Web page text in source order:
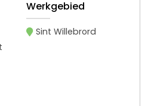
Werkgebied
Sint Willebrord